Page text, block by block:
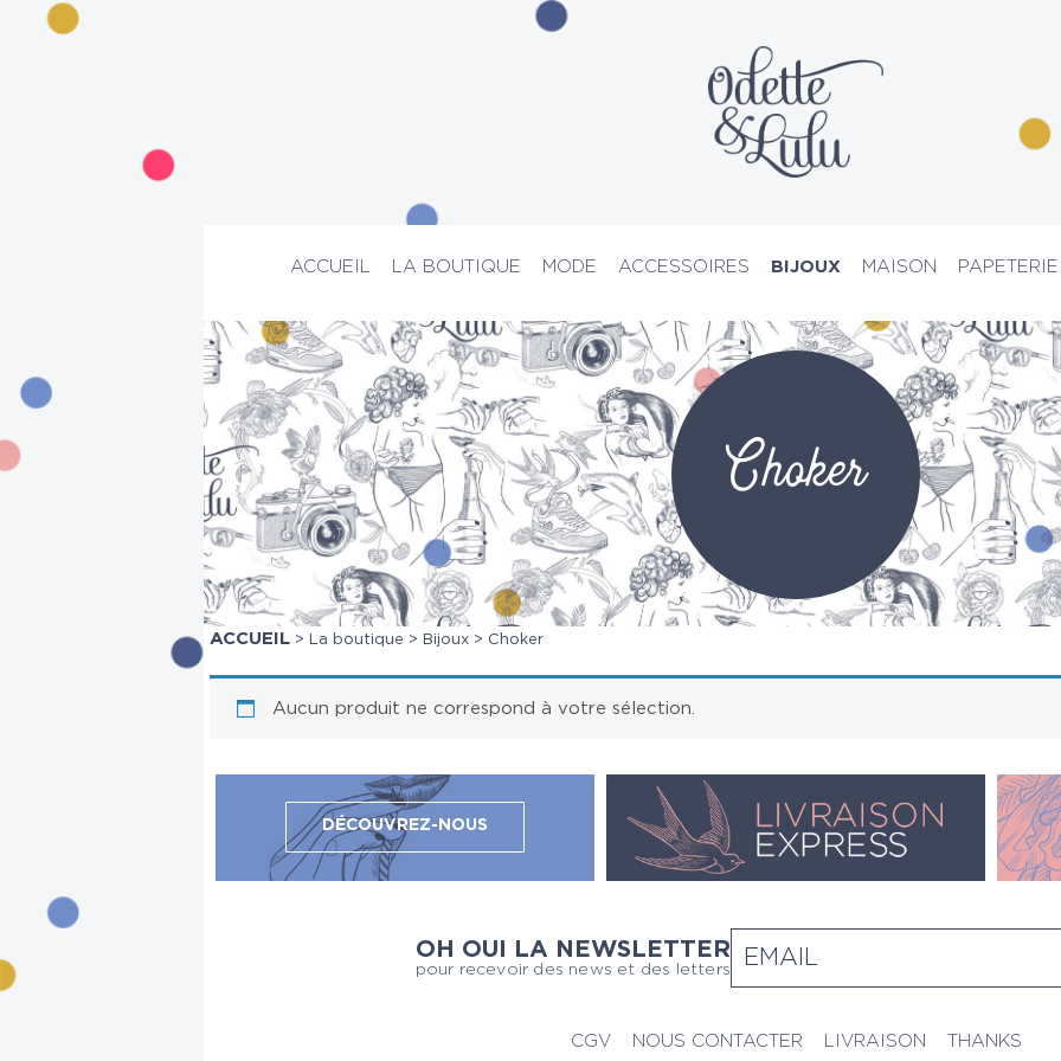
ACCUEIL LA BOUTIQUE MODE ACCESSOIRES BIJOUX MAISON PAPETERIE
PRIX D’ATELIER
Choker
ACCUEIL > La boutique > Bijoux > Choker
Aucun produit ne correspond à votre sélection.
DÉCOUVREZ-NOUS
OH OUI LA NEWSLETTER
pour recevoir des news et des letters
CGV NOUS CONTACTER LIVRAISON THANKS